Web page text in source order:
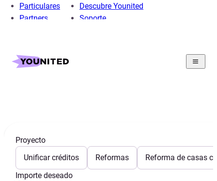
Particulares
Partners
Descubre Younited
Soporte
Home
Proyecto
Unificar créditos
Reformas
Reforma de casas
Importe deseado